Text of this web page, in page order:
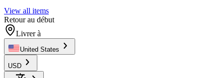
View all items
Retour au début
Livrer à
United States
USD